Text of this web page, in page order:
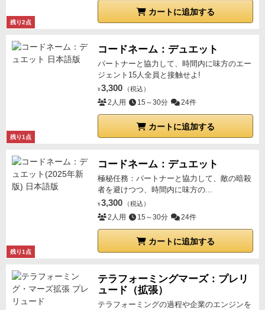
残り2点
カートに追加する
残り1点
コードネーム：デュエット
パートナーと協力して、時間内に味方のエー
ジェント15人全員と接触せよ!
¥ 3,300 （税込）
2人用 15～30分 24件
カートに追加する
残り1点
コードネーム：デュエット
極秘任務：パートナーと協力して、敵の暗殺
者を避けつつ、時間内に味方の...
¥ 3,300 （税込）
2人用 15～30分 24件
カートに追加する
テラフォーミングマーズ：プレリ
ュード（拡張）
テラフォーミングの過程や企業のエンジンを